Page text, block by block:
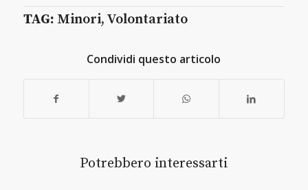
TAG: Minori, Volontariato
Condividi questo articolo
Potrebbero interessarti